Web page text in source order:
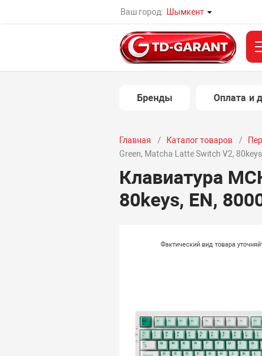
Ваш город: Шымкент
Бренды Оплата и
Главная Каталог товаров
Green, Matcha Latte Switch V2,
Клавиатура
80keys, EN,
Фактический вид товара